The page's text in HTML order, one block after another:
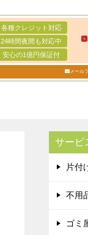
各種クレジット対応
24時間夜間も対応中
安心の1億円保証付
メール
サービ
片付
不用
ゴミ